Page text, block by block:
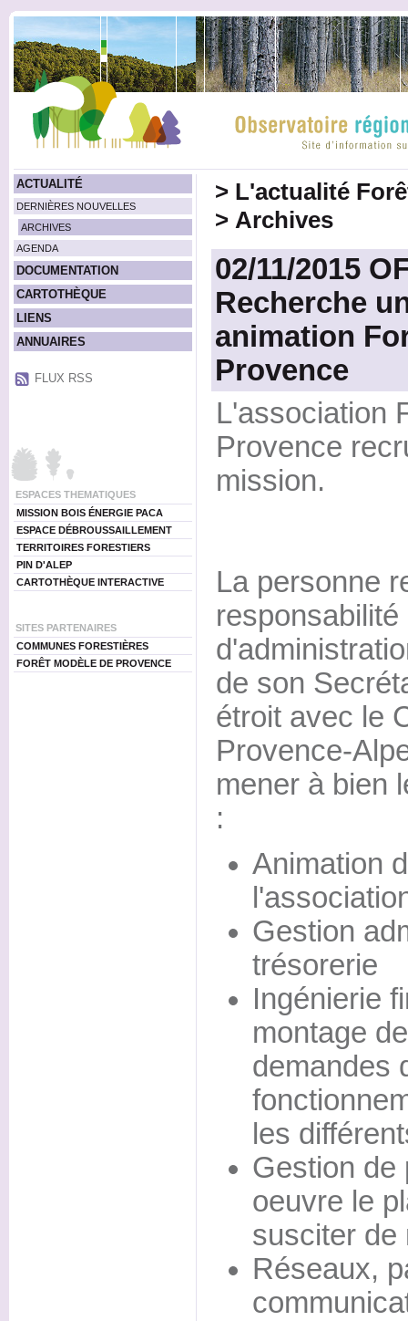
ACTUALITÉ
DERNIÈRES NOUVELLES
ARCHIVES
AGENDA
DOCUMENTATION
CARTOTHÈQUE
LIENS
ANNUAIRES
FLUX RSS
ESPACES THEMATIQUES
MISSION BOIS ÉNERGIE PACA
ESPACE DÉBROUSSAILLEMENT
TERRITOIRES FORESTIERS
PIN D'ALEP
CARTOTHÈQUE INTERACTIVE
SITES PARTENAIRES
COMMUNES FORESTIÈRES
FORÊT MODÈLE DE PROVENCE
> L'actualité
> Archives
02/11/2015
Recherche
animation
Provence
L'association
Provence
mission.
La personne
de son
étroit avec le
Provence-
mener à bien
:
Animation
Gestion
trésorerie
Ingénierie
montage
demandes
les
Gestion de
oeuvre le
susciter de
Réseaux,